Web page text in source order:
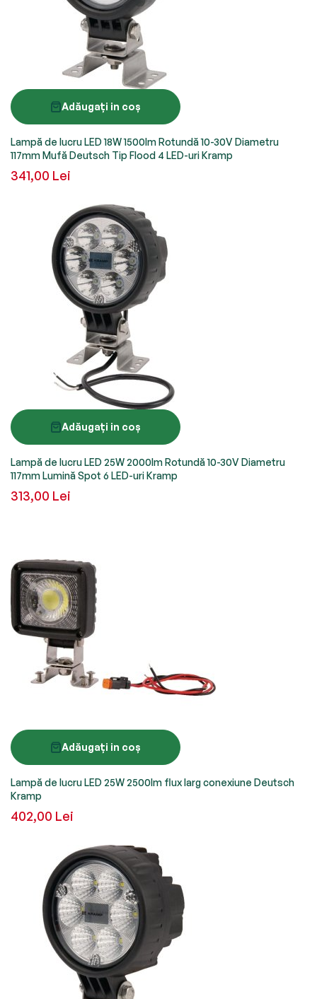
Adăugați in coș
Lampă de lucru LED 18W 1500lm Rotundă 10-30V Diametru
117mm Mufă Deutsch Tip Flood 4 LED-uri Kramp
341,00 Lei
Adăugați in coș
Lampă de lucru LED 25W 2000lm Rotundă 10-30V Diametru
117mm Lumină Spot 6 LED-uri Kramp
313,00 Lei
Adăugați in coș
Lampă de lucru LED 25W 2500lm flux larg conexiune Deutsch
Kramp
402,00 Lei